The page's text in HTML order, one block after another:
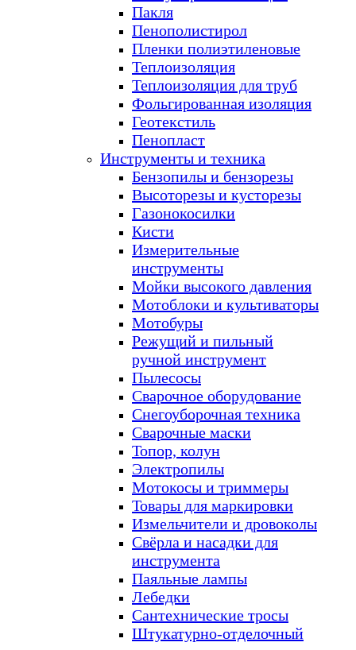
Пакля
Пенополистирол
Пленки полиэтиленовые
Теплоизоляция
Теплоизоляция для труб
Фольгированная изоляция
Геотекстиль
Пенопласт
Инструменты и техника
Бензопилы и бензорезы
Высоторезы и кусторезы
Газонокосилки
Кисти
Измерительные
инструменты
Мойки высокого давления
Мотоблоки и культиваторы
Мотобуры
Режущий и пильный
ручной инструмент
Пылесосы
Сварочное оборудование
Снегоуборочная техника
Сварочные маски
Топор, колун
Электропилы
Мотокосы и триммеры
Товары для маркировки
Измельчители и дровоколы
Свёрла и насадки для
инструмента
Паяльные лампы
Лебедки
Сантехнические тросы
Штукатурно-отделочный